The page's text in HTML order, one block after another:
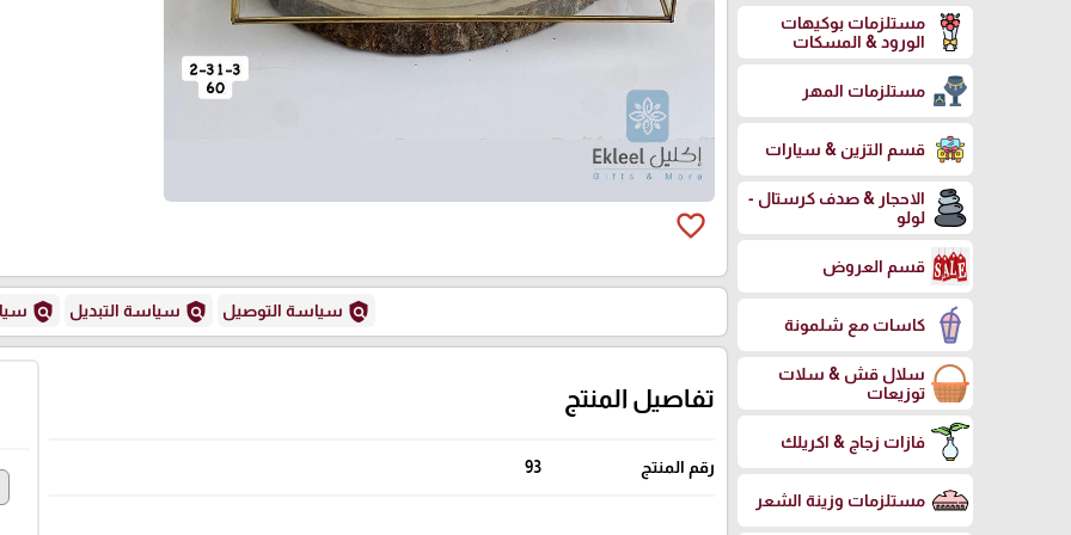
مستلزمات بوكيهات
الورود & المسكات
مستلزمات المهر
قسم التزين & سيارات
الاحجار & صدف كرستال -
لولو
قسم العروض
كاسات مع شلمونة
سلال قش & سلات
توزيعات
فازات زجاج & اكريلك
مستلزمات وزينة الشعر
favorite_border
policy سياسة التوصيل policy سياسة التبديل policy
تفاصيل المنتج
رقم المنتج 93